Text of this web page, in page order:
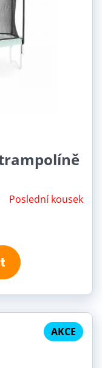
Poslední kousek
AKCE